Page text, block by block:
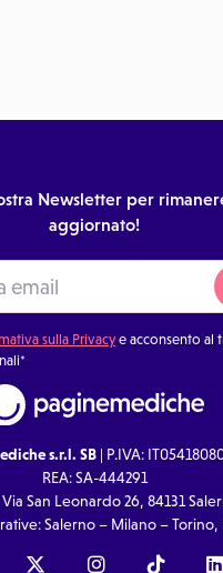
Newsletter per
aggiornato!
sulla Privacye acconsento al
s.r.l. SB| P.IVA:
REA: SA-444291
San Leonardo 26, 84131
Salerno – Milano – Torino,